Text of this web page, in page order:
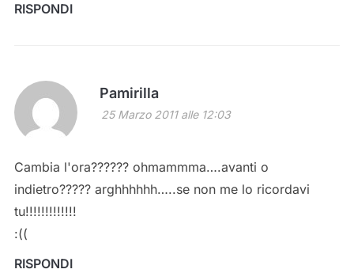
RISPONDI
Pamirilla
25 Marzo 2011 alle 12:03
Cambia l'ora?????? ohmammma….avanti o
indietro????? arghhhhhh…..se non me lo ricordavi
tu!!!!!!!!!!!!!
:((
RISPONDI